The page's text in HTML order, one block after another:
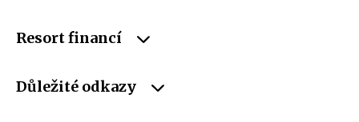
Resort financí
Důležité odkazy